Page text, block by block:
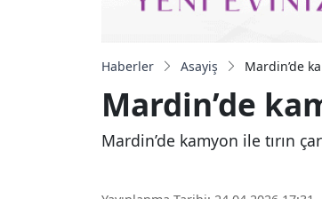
Haberler Asayiş Mardin’de
Mardin’de
Mardin’de kamyon ile tırın